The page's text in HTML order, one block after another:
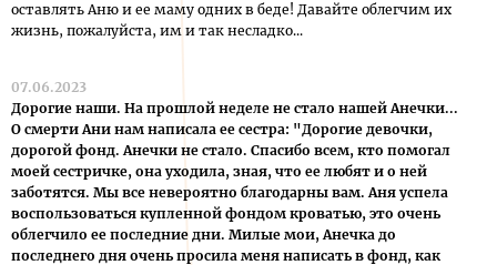
оставлять Аню и ее маму одних в беде! Давайте облегчим их
жизнь, пожалуйста, им и так несладко...
07.06.2023
Дорогие наши. На прошлой неделе не стало нашей Анечки...
О смерти Ани нам написала ее сестра: "Дорогие девочки,
дорогой фонд. Анечки не стало. Спасибо всем, кто помогал
моей сестричке, она уходила, зная, что ее любят и о ней
заботятся. Мы все невероятно благодарны вам. Аня успела
воспользоваться купленной фондом кроватью, это очень
облегчило ее последние дни. Милые мои, Анечка до
последнего дня очень просила меня написать в фонд, как